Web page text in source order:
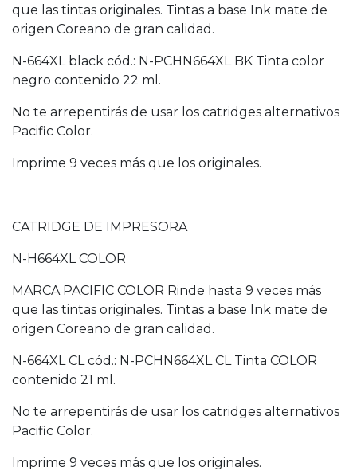
que las tintas originales. Tintas a base Ink mate de
origen Coreano de gran calidad.
N-664XL black cód.: N-PCHN664XL BK Tinta color
negro contenido 22 ml.
No te arrepentirás de usar los catridges alternativos
Pacific Color.
Imprime 9 veces más que los originales.
CATRIDGE DE IMPRESORA
N-H664XL COLOR
MARCA PACIFIC COLOR Rinde hasta 9 veces más
que las tintas originales. Tintas a base Ink mate de
origen Coreano de gran calidad.
N-664XL CL cód.: N-PCHN664XL CL Tinta COLOR
contenido 21 ml.
No te arrepentirás de usar los catridges alternativos
Pacific Color.
Imprime 9 veces más que los originales.